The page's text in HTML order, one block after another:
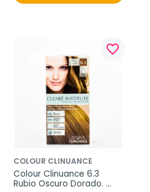
favorite_border
COLOUR CLINUANCE
Colour Clinuance 6.3
Rubio Oscuro Dorado.